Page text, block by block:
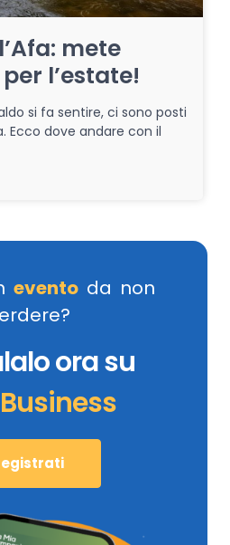
mete
l’estate!
si fa sentire, ci sono posti
Ecco dove andare con il
evento da non
ora su